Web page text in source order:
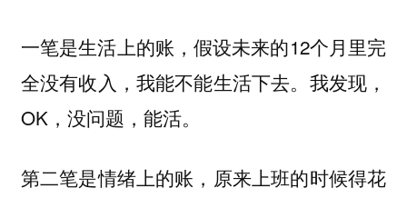
一笔是生活上的账，假设未来的12个月里完
全没有收入，我能不能生活下去。我发现，
OK，没问题，能活。
第二笔是情绪上的账，原来上班的时候得花